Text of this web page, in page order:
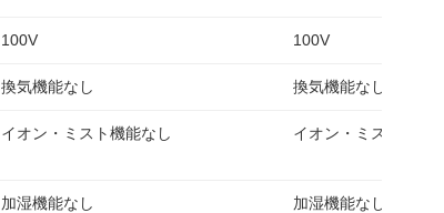
100V
換気機能なし
イオン・ミスト機能なし
加湿機能なし
100V
換気機能なし
イオン・ミスト機能
加湿機能なし